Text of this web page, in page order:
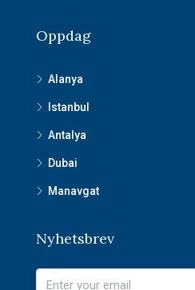
Oppdag
Alanya
Istanbul
Antalya
Dubai
Manavgat
Nyhetsbrev